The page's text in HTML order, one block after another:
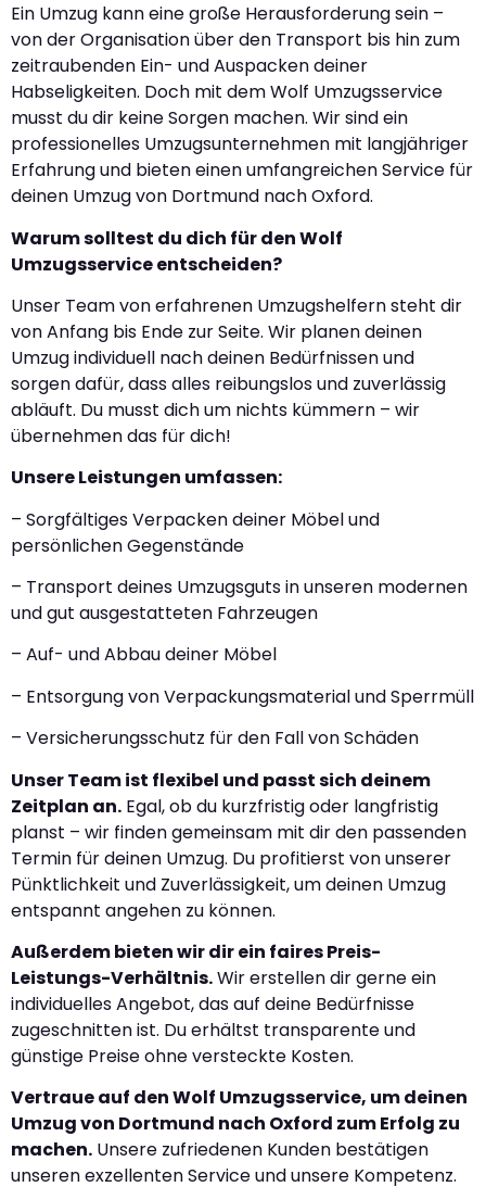
Ein Umzug kann eine große Herausforderung sein –
von der Organisation über den Transport bis hin zum
zeitraubenden Ein- und Auspacken deiner
Habseligkeiten. Doch mit dem Wolf Umzugsservice
musst du dir keine Sorgen machen. Wir sind ein
professionelles Umzugsunternehmen mit langjähriger
Erfahrung und bieten einen umfangreichen Service für
deinen Umzug von Dortmund nach Oxford.
Warum solltest du dich für den Wolf
Umzugsservice entscheiden?
Unser Team von erfahrenen Umzugshelfern steht dir
von Anfang bis Ende zur Seite. Wir planen deinen
Umzug individuell nach deinen Bedürfnissen und
sorgen dafür, dass alles reibungslos und zuverlässig
abläuft. Du musst dich um nichts kümmern – wir
übernehmen das für dich!
Unsere Leistungen umfassen:
– Sorgfältiges Verpacken deiner Möbel und
persönlichen Gegenstände
– Transport deines Umzugsguts in unseren modernen
und gut ausgestatteten Fahrzeugen
– Auf- und Abbau deiner Möbel
– Entsorgung von Verpackungsmaterial und Sperrmüll
– Versicherungsschutz für den Fall von Schäden
Unser Team ist flexibel und passt sich deinem
Zeitplan an. Egal, ob du kurzfristig oder langfristig
planst – wir finden gemeinsam mit dir den passenden
Termin für deinen Umzug. Du profitierst von unserer
Pünktlichkeit und Zuverlässigkeit, um deinen Umzug
entspannt angehen zu können.
Außerdem bieten wir dir ein faires Preis-
Leistungs-Verhältnis.Wir erstellen dir gerne ein
individuelles Angebot, das auf deine Bedürfnisse
zugeschnitten ist. Du erhältst transparente und
günstige Preise ohne versteckte Kosten.
Vertraue auf den Wolf Umzugsservice, um deinen
Umzug von Dortmund nach Oxford zum Erfolg zu
machen. Unsere zufriedenen Kunden bestätigen
unseren exzellenten Service und unsere Kompetenz.